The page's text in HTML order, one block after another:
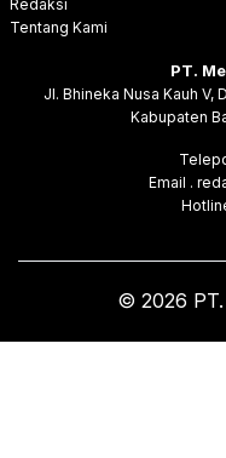
Redaksi
Tentang Kami
PT.
Jl. Bhineka Nusa Kauh V,
Kabupaten
Email .
© 2026 PT.